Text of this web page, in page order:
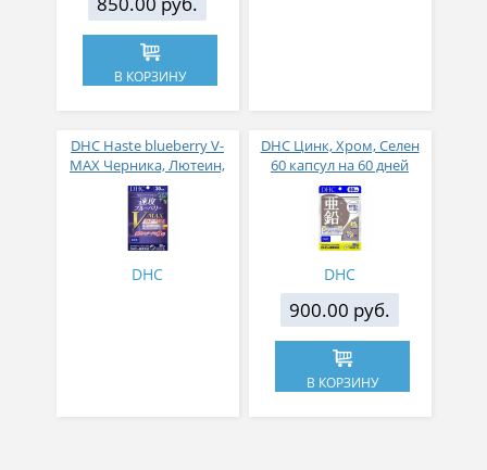
В КОРЗИНУ
DHC Haste blueberry V-
MAX Черника, Лютеин,
Астаксантин № 60
DHC
DHC Цинк, Хром, Селен
60 капсул на 60 дней
DHC
900.00 руб.
В КОРЗИНУ